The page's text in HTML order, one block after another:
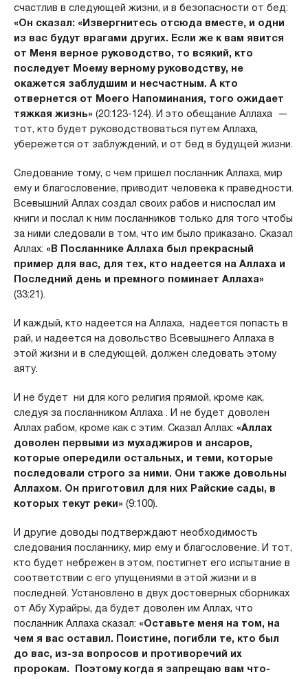
счастлив в следующей жизни, и в безопасности от бед:
«Он сказал: «Извергнитесь отсюда вместе, и од­ни
из вас будут врагами других. Если же к вам явится
от Меня верное руководство, то всякий, кто
последует Моему верному руководству, не
окажется заблудшим и несчастным. А кто
отвернется от Моего Напоминания, того ожидает
тяжкая жизнь» (20:123-124). И это обещание Аллаха —
тот, кто будет руководствоваться путем Аллаха,
убережется от заблуждений, и от бед в будущей жизни.
Следование тому, с чем пришел посланник Аллаха, мир
ему и благословение, приводит человека к праведности.
Всевышний Аллах создал своих рабов и ниспослал им
книги и послал к ним посланников только для того чтобы
за ними следовали в том, что им было приказано. Сказал
Аллах: «В Посланнике Аллаха был прекрасный
пример для вас, для тех, кто надеется на Аллаха и
По­следний день и премного поминает Аллаха»
(33:21).
И каждый, кто надеется на Аллаха, надеется попасть в
рай, и надеется на довольство Всевышнего Аллаха в
этой жизни и в следующей, должен следовать этому
аяту.
И не будет ни для кого религия прямой, кроме как,
следуя за посланником Аллаха . И не будет доволен
Аллах рабом, кроме как с этим. Сказал Аллах: «Аллах
доволен первыми из мухаджиров и анса­ров,
которые опередили остальных, и теми, кото­рые
последовали строго за ними. Они также до­вольны
Аллахом. Он приготовил для них Райские сады, в
которых текут реки» (9:100).
И другие доводы подтверждают необходимость
следования посланнику, мир ему и благословение. И тот,
кто будет небрежен в этом, постигнет его испытание в
соответствии с его упущениями в этой жизни и в
последней. Установлено в двух достоверных сборниках
от Абу Хурайры, да будет доволен им Аллах, что
посланник Аллаха сказал: «Оставьте меня на том, на
чем я вас оставил. Поистине, погибли те, кто был
до вас, из-за вопросов и противоречий их
пророкам. Поэтому когда я запрещаю вам что-